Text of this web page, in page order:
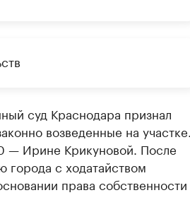
суд Краснодара признал
возведенные на участке.
— Ирине Крикуновой. После
города с ходатайством
права собственности